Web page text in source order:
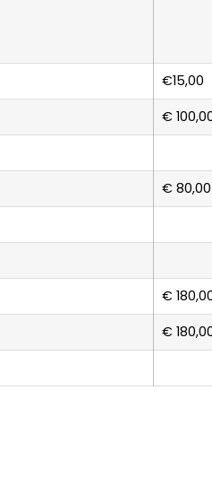
€15,00
€
€ 80,00
€
€